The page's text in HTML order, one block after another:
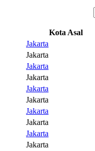
Kota Asal
Jakarta
Jakarta
Jakarta
Jakarta
Jakarta
Jakarta
Jakarta
Jakarta
Jakarta
Jakarta